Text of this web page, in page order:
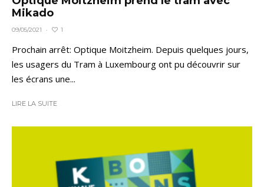
Mikado
09/05/2021 · 1
Prochain arrêt: Optique Moitzheim. Depuis quelques jours,
les usagers du Tram à Luxembourg ont pu découvrir sur
les écrans une...
LIRE LA SUITE